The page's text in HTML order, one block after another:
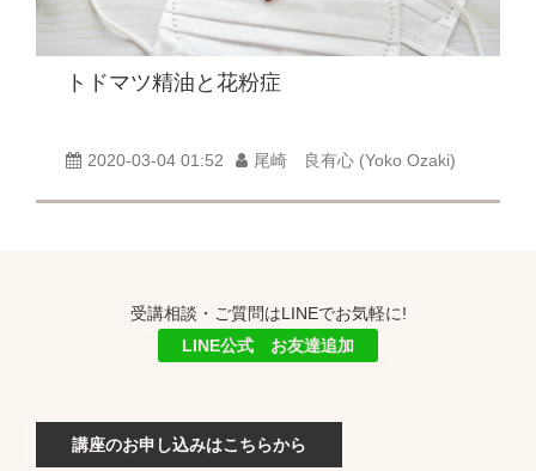
トドマツ精油と花粉症
2020-03-04 01:52 尾崎 良有心 (Yoko Ozaki)
受講相談・ご質問はLINEでお気軽に!
LINE公式 お友達追加
講座のお申し込みはこちらから